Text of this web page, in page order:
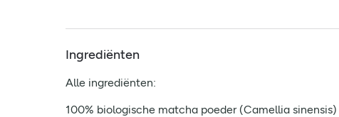
Ingrediënten
Alle ingrediënten:
100% biologische matcha poeder (Camellia sinensis)